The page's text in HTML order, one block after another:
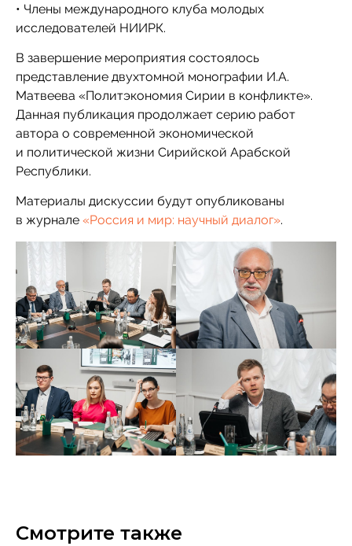
• Члены международного клуба молодых
исследователей НИИРК.
В завершение мероприятия состоялось
представление двухтомной монографии И.А.
Матвеева «Политэкономия Сирии в конфликте».
Данная публикация продолжает серию работ
автора о современной экономической
и политической жизни Сирийской Арабской
Республики.
Материалы дискуссии будут опубликованы
в журнале «Россия и мир: научный диалог».
Смотрите также